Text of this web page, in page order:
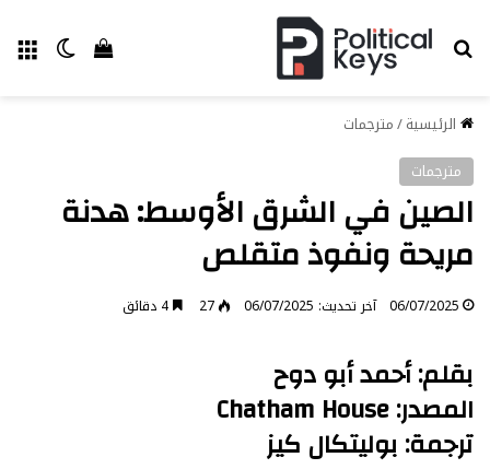
إستعراض بحث عن
الرئيسية/مترجمات
مترجمات
الصين في الشرق الأوسط: هدنة
مريحة ونفوذ متقلص
06/07/2025 آخر تحديث: 06/07/2025 27
بقلم: أحمد أبو دوح
المصدر: Chatham House
ترجمة: بوليتكال كيز